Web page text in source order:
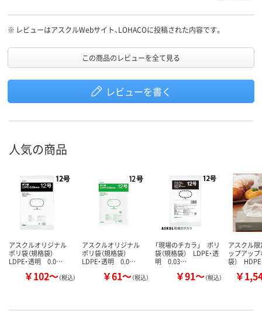
※ レビューはアスクルWebサイト、LOHACOに投稿された内容です。
この商品のレビューを全て見る
レビューを書く
人気の商品
アスクルオリジナル
ポリ袋（規格袋）
LDPE・透明 0.0…
￥102～（税込）
アスクルオリジナル
ポリ袋（規格袋）
LDPE・透明 0.0…
￥61～（税込）
「現場のチカラ」 ポリ
袋（規格袋） LDPE・透
明 0.03…
￥91～（税込）
アスクル
ップアップ
袋）
￥